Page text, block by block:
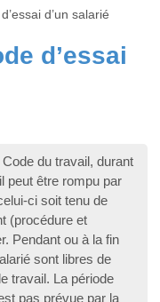
d’un salarié
d’essai
du travail, durant
peut être rompu par
ci soit tenu de
(procédure et
Pendant ou à la fin
sont libres de
travail. La période
pas prévue par la